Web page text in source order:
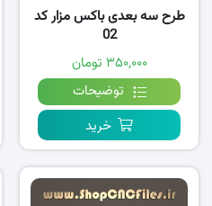
طرح سه بعدی باکس مزار کد
02
۳۵۰,۰۰۰ تومان
توضیحات
خرید